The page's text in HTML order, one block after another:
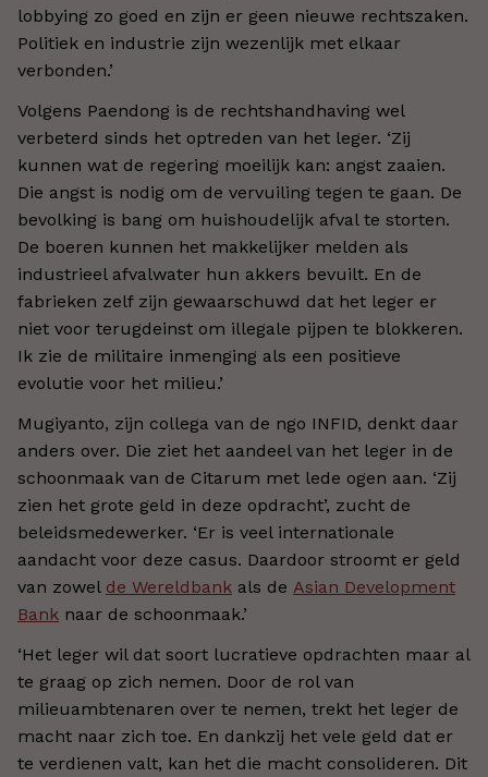
lobbying zo goed en zijn er geen nieuwe rechtszaken.
Politiek en industrie zijn wezenlijk met elkaar
verbonden.’
Volgens Paendong is de rechtshandhaving wel
verbeterd sinds het optreden van het leger. ‘Zij
kunnen wat de regering moeilijk kan: angst zaaien.
Die angst is nodig om de vervuiling tegen te gaan. De
bevolking is bang om huishoudelijk afval te storten.
De boeren kunnen het makkelijker melden als
industrieel afvalwater hun akkers bevuilt. En de
fabrieken zelf zijn gewaarschuwd dat het leger er
niet voor terugdeinst om illegale pijpen te blokkeren.
Ik zie de militaire inmenging als een positieve
evolutie voor het milieu.’
Mugiyanto, zijn collega van de ngo INFID, denkt daar
anders over. Die ziet het aandeel van het leger in de
schoonmaak van de Citarum met lede ogen aan. ‘Zij
zien het grote geld in deze opdracht’, zucht de
beleidsmedewerker. ‘Er is veel internationale
aandacht voor deze casus. Daardoor stroomt er geld
van zowel de Wereldbank als de Asian Development
Bank naar de schoonmaak.’
‘Het leger wil dat soort lucratieve opdrachten maar al
te graag op zich nemen. Door de rol van
milieuambtenaren over te nemen, trekt het leger de
macht naar zich toe. En dankzij het vele geld dat er
te verdienen valt, kan het die macht consolideren. Dit